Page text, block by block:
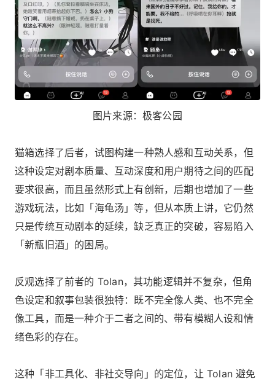
图片来源：极客公园
猫箱选择了后者，试图构建一种熟人感和互动关系，但
这种设定对剧本质量、互动深度和用户期待之间的匹配
要求很高，而且虽然形式上有创新，后期也增加了一些
游戏玩法，比如「海龟汤」等，但从本质上讲，它仍然
只是传统互动剧本的延续，缺乏真正的突破，容易陷入
「新瓶旧酒」的困局。
反观选择了前者的 Tolan，其功能逻辑并不复杂，但角
色设定和叙事包装很独特：既不完全像人类、也不完全
像工具，而是一种介于二者之间的、带有模糊人设和情
绪色彩的存在。
这种「非工具化、非社交导向」的定位，让 Tolan 避免